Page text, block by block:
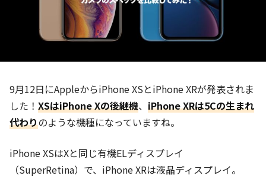
9月12日にAppleからiPhone XSとiPhone XRが発表されま
した！ XSはiPhone Xの後継機、 iPhone XRは5Cの生まれ
代わりのような機種になっていますね。
iPhone XSはXと同じ有機ELディスプレイ
（SuperRetina）で、iPhone XRは液晶ディスプレイ。